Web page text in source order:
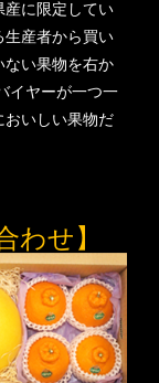
産に限定してい
生産者から買い
ない果物を右か
イヤーが一つ一
おいしい果物だ
わせ】